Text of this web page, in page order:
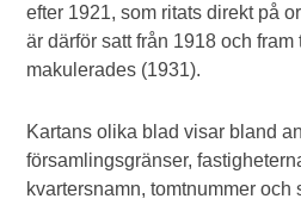
efter 1921, som ritats direkt på
är därför satt från 1918 och
makulerades (1931).
Kartans olika blad visar bland
församlingsgränser,
kvartersnamn, tomtnummer och